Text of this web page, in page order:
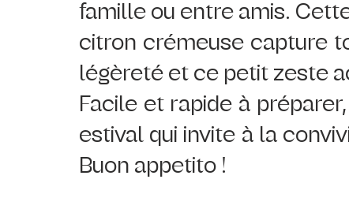
famille ou entre amis.
citron crémeuse capture
légèreté et ce petit zeste
Facile et rapide à
estival qui invite à la
Buon appetito !